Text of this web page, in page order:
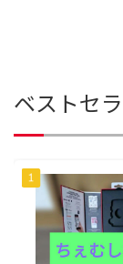
ベストセ